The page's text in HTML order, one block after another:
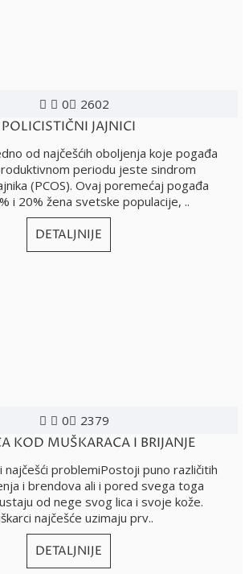
0 2602
POLICISTIČNI JAJNICI
od najčešćih oboljenja koje pogađa
periodu jeste sindrom
(PCOS). Ovaj poremećaj pogađa
i 20% žena svetske populacije, ..
DETALJNIJE
0 2379
KOD MUŠKARACA I BRIJANJE
najčešći problemiPostoji puno različitih
i brendova ali i pored svega toga
od nege svog lica i svoje kože.
najčešće uzimaju prv..
DETALJNIJE